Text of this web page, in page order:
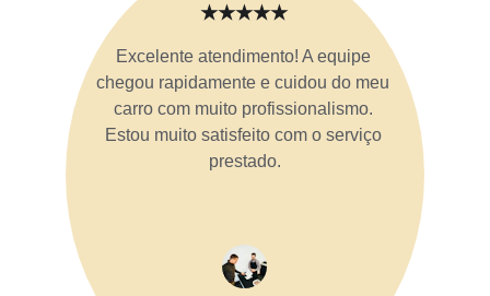
Excelente atendimento! A equipe
chegou rapidamente e cuidou do meu
carro com muito profissionalismo.
Estou muito satisfeito com o serviço
prestado.
★★★★★